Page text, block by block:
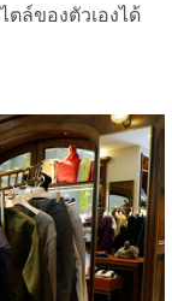
ล์ของตัวเองได้